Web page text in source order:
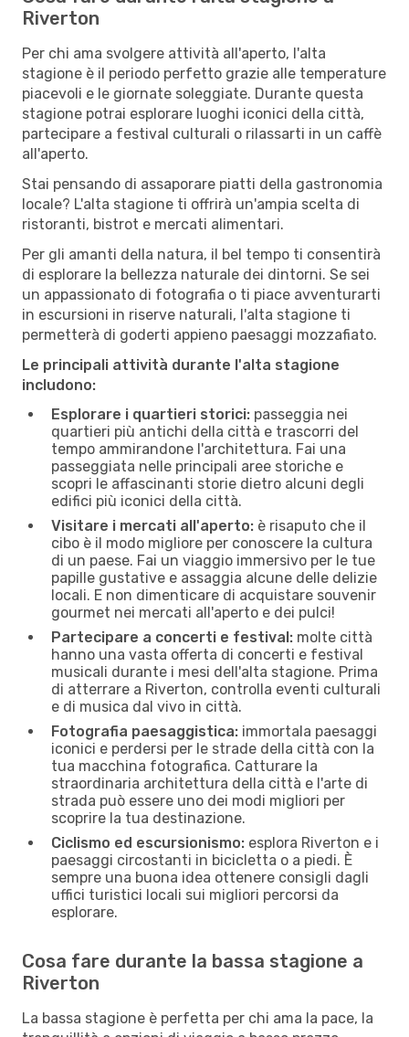
Riverton
Per chi ama svolgere attività all'aperto, l'alta
stagione è il periodo perfetto grazie alle temperature
piacevoli e le giornate soleggiate. Durante questa
stagione potrai esplorare luoghi iconici della città,
partecipare a festival culturali o rilassarti in un caffè
all'aperto.
Stai pensando di assaporare piatti della gastronomia
locale? L'alta stagione ti offrirà un'ampia scelta di
ristoranti, bistrot e mercati alimentari.
Per gli amanti della natura, il bel tempo ti consentirà
di esplorare la bellezza naturale dei dintorni. Se sei
un appassionato di fotografia o ti piace avventurarti
in escursioni in riserve naturali, l'alta stagione ti
permetterà di goderti appieno paesaggi mozzafiato.
Le principali attività durante l'alta stagione
includono:
Esplorare i quartieri storici: passeggia nei
quartieri più antichi della città e trascorri del
tempo ammirandone l'architettura. Fai una
passeggiata nelle principali aree storiche e
scopri le affascinanti storie dietro alcuni degli
edifici più iconici della città.
Visitare i mercati all'aperto: è risaputo che il
cibo è il modo migliore per conoscere la cultura
di un paese. Fai un viaggio immersivo per le tue
papille gustative e assaggia alcune delle delizie
locali. E non dimenticare di acquistare souvenir
gourmet nei mercati all'aperto e dei pulci!
Partecipare a concerti e festival: molte città
hanno una vasta offerta di concerti e festival
musicali durante i mesi dell'alta stagione. Prima
di atterrare a Riverton, controlla eventi culturali
e di musica dal vivo in città.
Fotografia paesaggistica: immortala paesaggi
iconici e perdersi per le strade della città con la
tua macchina fotografica. Catturare la
straordinaria architettura della città e l'arte di
strada può essere uno dei modi migliori per
scoprire la tua destinazione.
Ciclismo ed escursionismo: esplora Riverton e i
paesaggi circostanti in bicicletta o a piedi. È
sempre una buona idea ottenere consigli dagli
uffici turistici locali sui migliori percorsi da
esplorare.
Cosa fare durante la bassa stagione a
Riverton
La bassa stagione è perfetta per chi ama la pace, la